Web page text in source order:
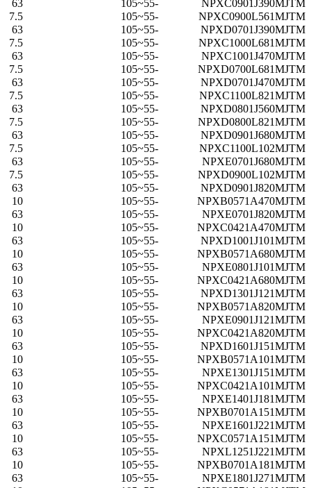
NPXC0901J390MJTM
-55~105
63
NPXC0900L561MJTM
-55~105
7.5
NPXD0701J390MJTM
-55~105
63
NPXC1000L681MJTM
-55~105
7.5
NPXC1001J470MJTM
-55~105
63
NPXD0700L681MJTM
-55~105
7.5
NPXD0701J470MJTM
-55~105
63
NPXC1100L821MJTM
-55~105
7.5
NPXD0801J560MJTM
-55~105
63
NPXD0800L821MJTM
-55~105
7.5
NPXD0901J680MJTM
-55~105
63
NPXC1100L102MJTM
-55~105
7.5
NPXE0701J680MJTM
-55~105
63
NPXD0900L102MJTM
-55~105
7.5
NPXD0901J820MJTM
-55~105
63
NPXB0571A470MJTM
-55~105
10
NPXE0701J820MJTM
-55~105
63
NPXC0421A470MJTM
-55~105
10
NPXD1001J101MJTM
-55~105
63
NPXB0571A680MJTM
-55~105
10
NPXE0801J101MJTM
-55~105
63
NPXC0421A680MJTM
-55~105
10
NPXD1301J121MJTM
-55~105
63
NPXB0571A820MJTM
-55~105
10
NPXE0901J121MJTM
-55~105
63
NPXC0421A820MJTM
-55~105
10
NPXD1601J151MJTM
-55~105
63
NPXB0571A101MJTM
-55~105
10
NPXE1301J151MJTM
-55~105
63
NPXC0421A101MJTM
-55~105
10
NPXE1401J181MJTM
-55~105
63
NPXB0701A151MJTM
-55~105
10
NPXE1601J221MJTM
-55~105
63
NPXC0571A151MJTM
-55~105
10
NPXL1251J221MJTM
-55~105
63
NPXB0701A181MJTM
-55~105
10
NPXE1801J271MJTM
-55~105
63